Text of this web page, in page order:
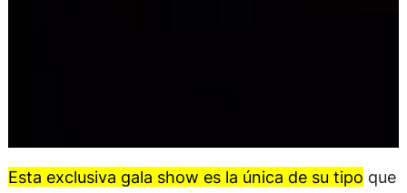
Esta exclusiva gala show es la única de su tipo que